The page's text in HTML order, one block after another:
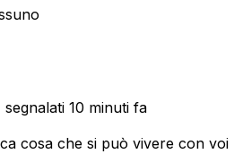
segnalati 10 minuti fa
cosa che si può vivere con voi